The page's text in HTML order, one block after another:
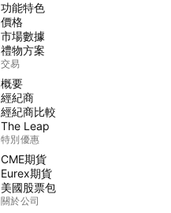
功能特色
價格
市場數據
禮物方案
交易
概要
經紀商
經紀商比較
The Leap
特別優惠
CME期貨
Eurex期貨
美國股票包
關於公司